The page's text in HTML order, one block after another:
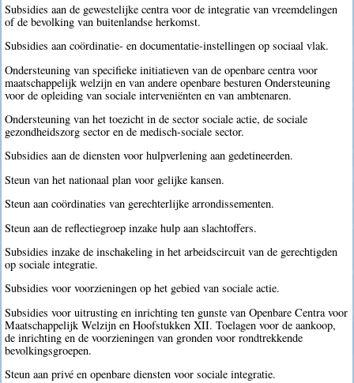
Subsidies aan de gewestelijke centra voor de integratie van vreemdelingen
of de bevolking van buitenlandse herkomst.
Subsidies aan coördinatie- en documentatie-instellingen op sociaal vlak.
Ondersteuning van specifieke initiatieven van de openbare centra voor
maatschappelijk welzijn en van andere openbare besturen Ondersteuning
voor de opleiding van sociale interveniënten en van ambtenaren.
Ondersteuning van het toezicht in de sector sociale actie, de sociale
gezondheidszorg sector en de medisch-sociale sector.
Subsidies aan de diensten voor hulpverlening aan gedetineerden.
Steun van het nationaal plan voor gelijke kansen.
Steun aan coördinaties van gerechterlijke arrondissementen.
Steun aan de reflectiegroep inzake hulp aan slachtoffers.
Subsidies inzake de inschakeling in het arbeidscircuit van de gerechtigden
op sociale integratie.
Subsidies voor voorzieningen op het gebied van sociale actie.
Subsidies voor uitrusting en inrichting ten gunste van Openbare Centra voor
Maatschappelijk Welzijn en Hoofstukken XII. Toelagen voor de aankoop,
de inrichting en de voorzieningen van gronden voor rondtrekkende
bevolkingsgroepen.
Steun aan privé en openbare diensten voor sociale integratie.